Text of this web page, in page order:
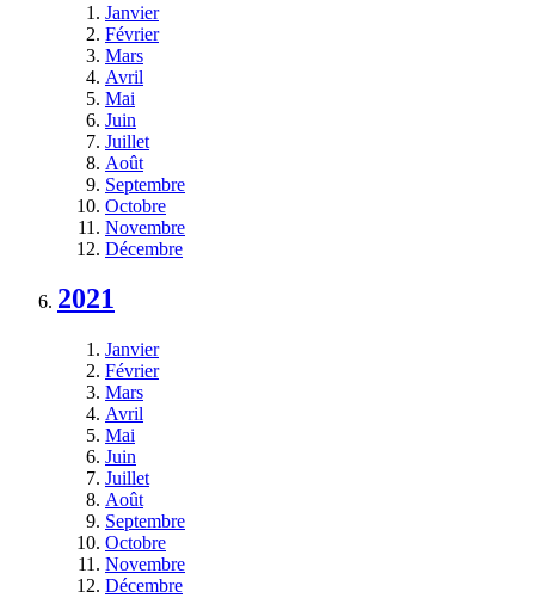
Janvier
Février
Mars
Avril
Mai
Juin
Juillet
Août
Septembre
Octobre
Novembre
Décembre
2021
Janvier
Février
Mars
Avril
Mai
Juin
Juillet
Août
Septembre
Octobre
Novembre
Décembre